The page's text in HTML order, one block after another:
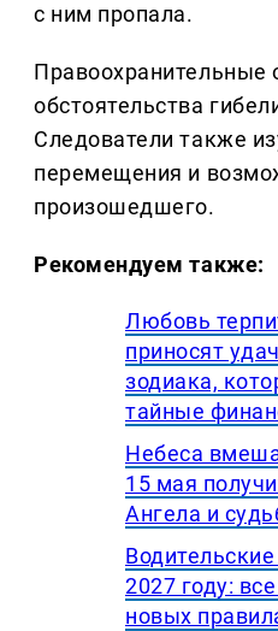
с ним пропала.
обстоятельства
Следователи также
перемещения и
произошедшего.
Рекомендуем также:
Любовь
приносят
зодиака,
тайные
Небеса
15 мая
Ангела и
2027 году:
новых